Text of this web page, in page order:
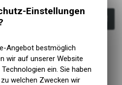
den Warenkorb
World
Einstellungen
Angebot bestmöglich
wir auf unserer Website
ein. Sie haben
welchen Zwecken wir